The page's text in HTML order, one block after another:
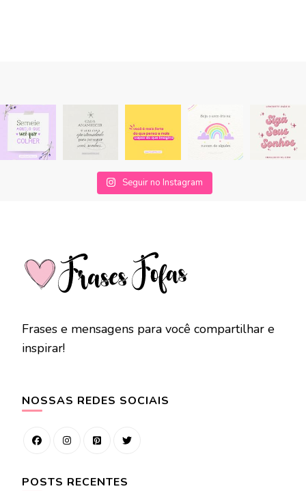
Seguir no Instagram
Frases e mensagens para você compartilhar e
inspirar!
NOSSAS REDES SOCIAIS
POSTS RECENTES